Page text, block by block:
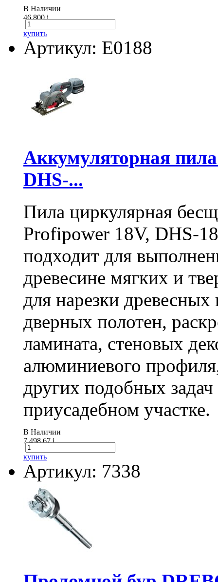
В Наличии
46 800i
купить
Артикул: E0188
Аккумуляторная
DHS-...
Пила циркулярная
Profipower 18V, DHS-
подходит для
древесине мягких и
для нарезки
дверных полотен,
ламината, стеновых
алюминиевого
других подобных
приусадебном участке.
В Наличии
7 498.67i
купить
Артикул: 7338